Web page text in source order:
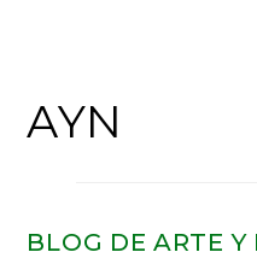
AYN
BLOG DE ARTE